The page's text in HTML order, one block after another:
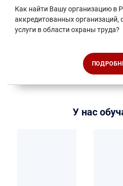
Как найти Вашу организацию в
аккредитованных
услуги в области охраны труда?
У нас